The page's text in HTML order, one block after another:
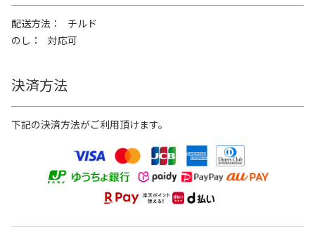
配送方法
チルド
のし
対応可
決済方法
下記の決済方法がご利用頂けます。